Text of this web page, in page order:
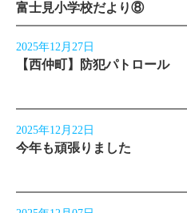
富士見小学校だより⑧
2025年12月27日
【西仲町】防犯パトロール
2025年12月22日
今年も頑張りました